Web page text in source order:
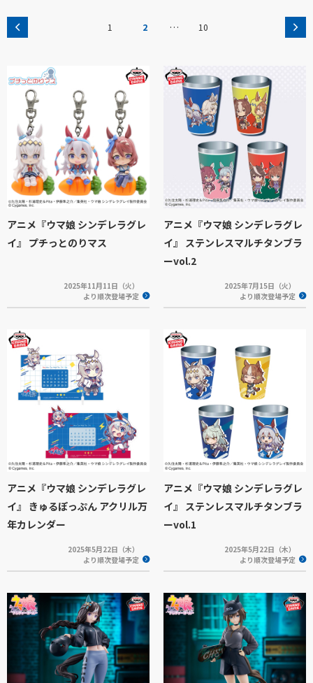
1 2 … 10
アニメ『ウマ娘 シンデレラグレ
イ』 プチっとのりマス
2025年11月11日（火）
より順次登場予定
アニメ『ウマ娘 シンデレラグレ
イ』 ステンレスマルチタンブラ
ーvol.2
2025年7月15日（火）
より順次登場予定
アニメ『ウマ娘 シンデレラグレ
イ』 きゅるぽっぷん アクリル万
年カレンダー
2025年5月22日（木）
より順次登場予定
アニメ『ウマ娘 シンデレラグレ
イ』 ステンレスマルチタンブラ
ーvol.1
2025年5月22日（木）
より順次登場予定